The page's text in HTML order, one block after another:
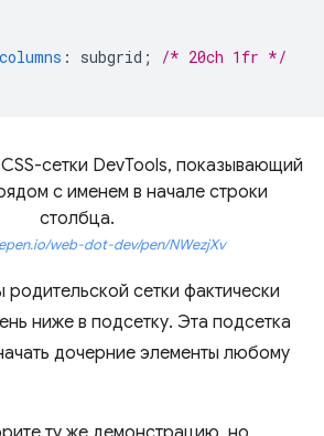
: subgrid ;
/* 20ch 1fr */
web-dot-dev/pen/NWezjXv
родительской сетки фактически
ниже в подсетку. Эта подсетка
дочерние элементы любому